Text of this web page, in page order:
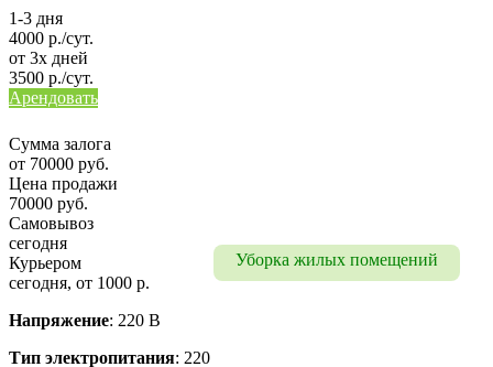
Уборка жилых помещений
1-3 дня
4000 р./сут.
от 3х дней
3500 р./сут.
Арендовать
Сумма залога
от 70000 руб.
Цена продажи
70000 руб.
Самовывоз
сегодня
Курьером
сегодня, от 1000 р.
Напряжение: 220 В
Тип электропитания: 220